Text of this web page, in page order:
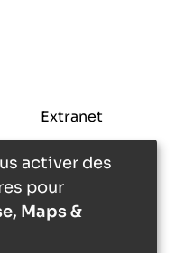
Extranet
activer des
pour
Maps &